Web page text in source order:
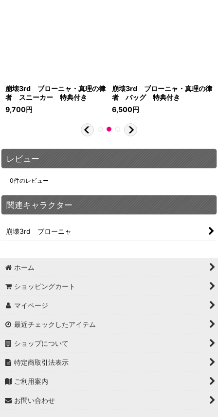
崩壊3rd ブローニャ・真理の律
者 スニーカー 特典付き
9,700円
崩壊3rd ブローニャ・真理の律
者 バッグ 特典付き
6,500円
レビュー
0件のレビュー
関連キャラクター
崩壊3rd ブローニャ
ホーム
ショッピングカート
マイページ
最近チェックしたアイテム
ショップについて
特定商取引法表示
ご利用案内
お問い合わせ